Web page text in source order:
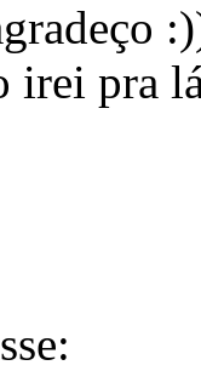
irei pra